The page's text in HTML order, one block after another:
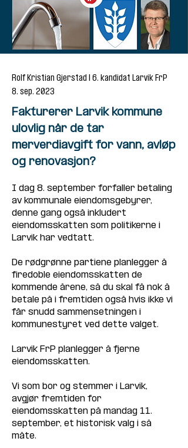
Rolf Kristian Gjerstad | 6. kandidat Larvik FrP
8. sep. 2023
Fakturerer Larvik kommune
ulovlig når de tar
merverdiavgift for vann, avløp
og renovasjon?
I dag 8. september forfaller betaling
av kommunale eiendomsgebyrer,
denne gang også inkludert
eiendomsskatten som politikerne i
Larvik har vedtatt.
De rødgrønne partiene planlegger å
firedoble eiendomsskatten de
kommende årene, så du skal få nok å
betale på i fremtiden også hvis ikke vi
får snudd sammensetningen i
kommunestyret ved dette valget.
Larvik FrP planlegger å fjerne
eiendomsskatten.
Vi som bor og stemmer i Larvik,
avgjør fremtiden for
eiendomsskatten på mandag 11.
september, et historisk valg i så
måte.